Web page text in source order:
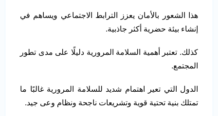
هذا الشعور بالأمان يعزز الترابط الاجتماعي ويساهم في
إنشاء بيئة حضرية أكثر جاذبية.
كذلك. تعتبر أهمية السلامة المرورية دليلًا على مدى تطور
المجتمع.
الدول التي تعير اهتمام شديد للسلامة المرورية غالبًا ما
تمتلك بنية تحتية قوية وتشريعات ناجحة ونظام وعى جيد.